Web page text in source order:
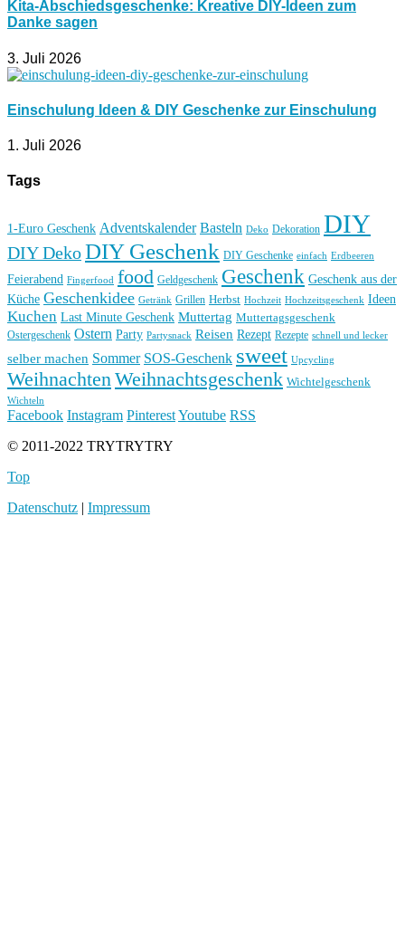
Kita-Abschiedsgeschenke: Kreative DIY-Ideen zum
Danke sagen
3. Juli 2026
Einschulung Ideen & DIY Geschenke zur Einschulung
1. Juli 2026
Tags
1-Euro Geschenk Adventskalender Basteln Deko Dekoration DIY
DIY DekoDIY Geschenk DIY Geschenke einfach Erdbeeren
Feierabend Fingerfood food Geldgeschenk Geschenk Geschenk aus der
Küche Geschenkidee Getränk Grillen Herbst Hochzeit Hochzeitsgeschenk Ideen
Kuchen Last Minute Geschenk Muttertag Muttertagsgeschenk
Ostergeschenk Ostern Party Partysnack Reisen Rezept Rezepte schnell und lecker
selber machen Sommer SOS-Geschenk sweet Upcycling
Weihnachten Weihnachtsgeschenk Wichtelgeschenk
Wichteln
Facebook Instagram PinterestYoutube RSS
© 2011-2022 TRYTRYTRY
Top
Datenschutz | Impressum